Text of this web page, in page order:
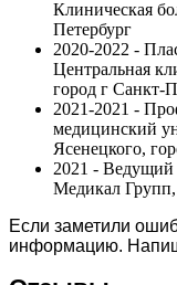
Клиническая
Петербург
2020-2022 -
Центральная
город г Санкт-
2021-2021 -
медицинский
Ясенецкого,
2021 -
Медикал Групп,
Если заметили
информацию.